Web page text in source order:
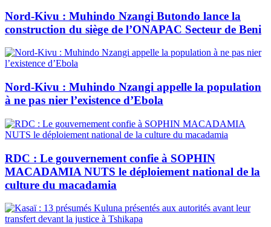
Nord-Kivu : Muhindo Nzangi Butondo lance la
construction du siège de l’ONAPAC Secteur de Beni
Nord-Kivu : Muhindo Nzangi appelle la population
à ne pas nier l’existence d’Ebola
RDC : Le gouvernement confie à SOPHIN
MACADAMIA NUTS le déploiement national de la
culture du macadamia